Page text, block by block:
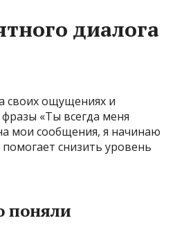
диалога
своих ощущениях и
«Ты всегда меня
мои сообщения, я начинаю
снизить уровень
поняли